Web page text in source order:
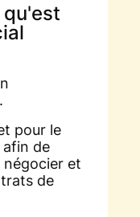
pour le
de
et
de